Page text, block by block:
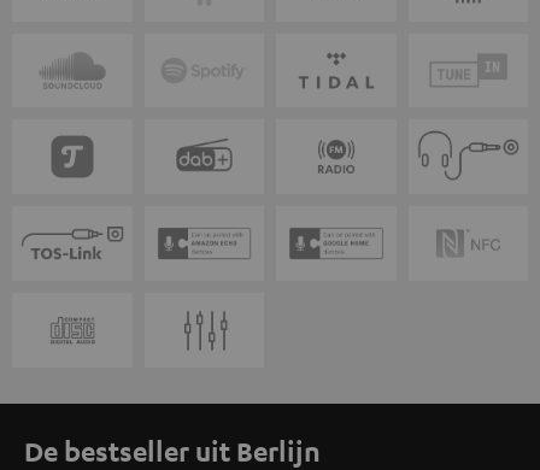
De bestseller uit Berlijn